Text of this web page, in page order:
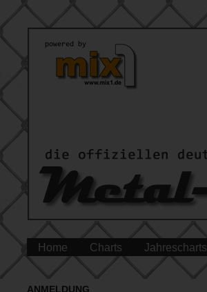
Home Charts Jahrescharts
ANMELDUNG